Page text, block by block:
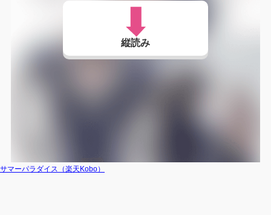
縦読み
サマーパラダイス（楽天Kobo）